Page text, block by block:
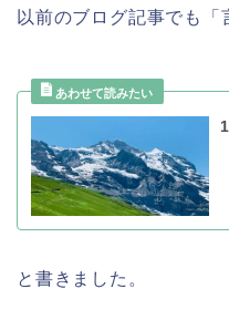
以前のブログ記事でも「
と書きました。